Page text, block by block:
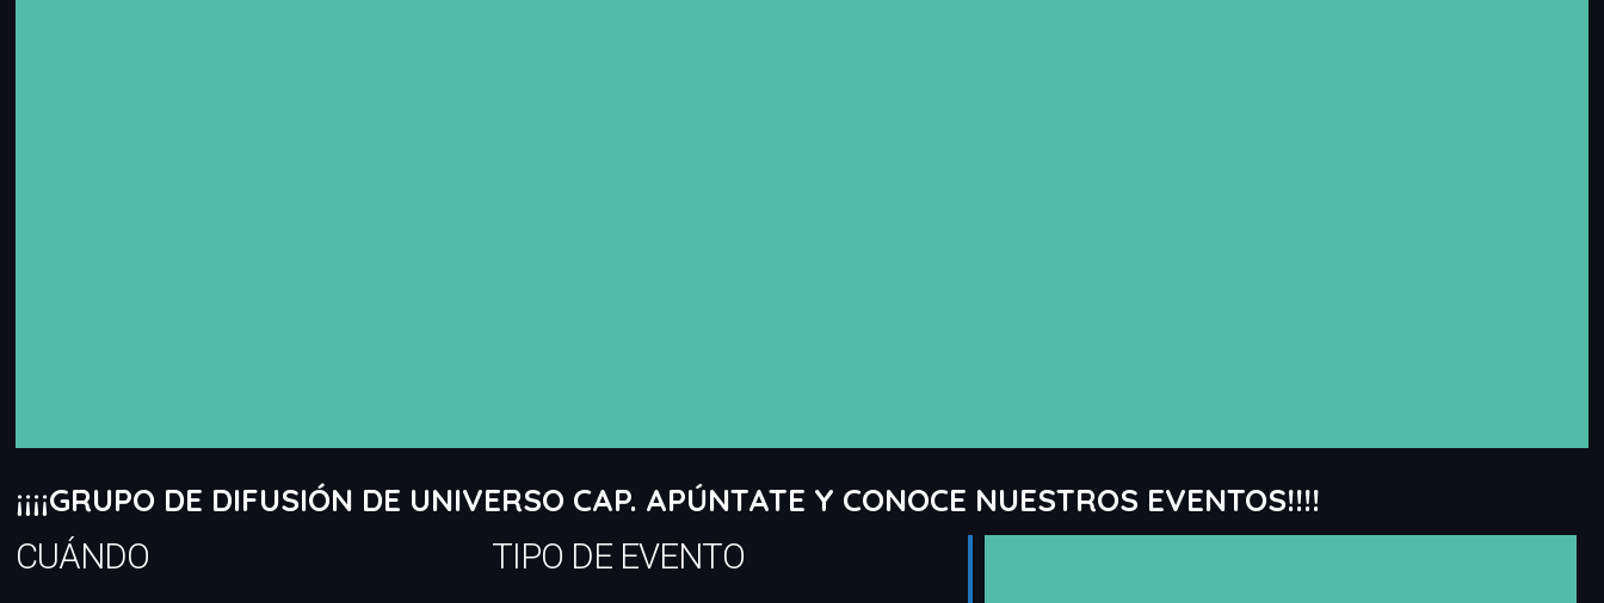
¡¡¡¡GRUPO DE DIFUSIÓN DE UNIVERSO CAP. APÚNTATE Y CONOCE NUESTROS EVENTOS!!!!
CUÁNDO TIPO DE EVENTO